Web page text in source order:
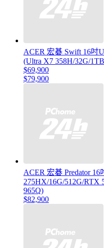
ACER 宏碁 Swift 16吋
(Ultra X7 358H/32G/
$69,900
$79,900
ACER 宏碁 Predator
275HX/16G/512G/RTX
965Q)
$82,900